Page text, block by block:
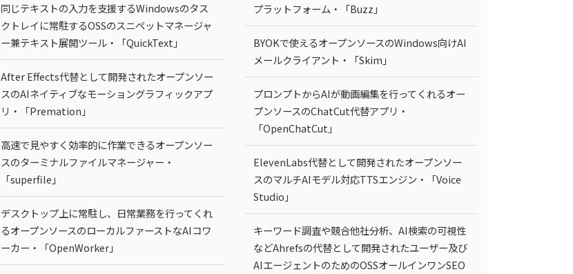
同じテキストの入力を支援するWindowsのタス
クトレイに常駐するOSSのスニペットマネージャ
ー兼テキスト展開ツール・「QuickText」
After Effects代替として開発されたオープンソー
スのAIネイティブなモーショングラフィックアプ
リ・「Premation」
高速で見やすく効率的に作業できるオープンソー
スのターミナルファイルマネージャー・
「superfile」
デスクトップ上に常駐し、日常業務を行ってくれ
るオープンソースのローカルファーストなAIコワ
ーカー・「OpenWorker」
プラットフォーム・「Buzz」
BYOKで使えるオープンソースのWindows向けAI
メールクライアント・「Skim」
プロンプトからAIが動画編集を行ってくれるオー
プンソースのChatCut代替アプリ・
「OpenChatCut」
ElevenLabs代替として開発されたオープンソー
スのマルチAIモデル対応TTSエンジン・「Voice
Studio」
キーワード調査や競合他社分析、AI検索の可視性
などAhrefsの代替として開発されたユーザー及び
AIエージェントのためのOSSオールインワンSEO